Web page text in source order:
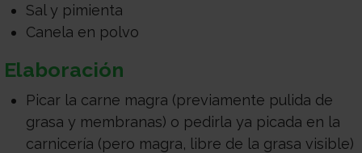
Sal y pimienta
Canela en polvo
Elaboración
Picar la carne magra (previamente pulida de
grasa y membranas) o pedirla ya picada en la
carnicería (pero magra, libre de la grasa visible)